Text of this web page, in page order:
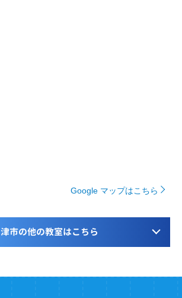
Google マップはこちら
津市の他の教室はこちら